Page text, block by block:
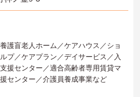
護盲老人ホーム／ケアハウス／ショ
プ／ケアプラン／デイサービス／入
援センター／適合高齢者専用賃貸マ
センター／介護員養成事業など